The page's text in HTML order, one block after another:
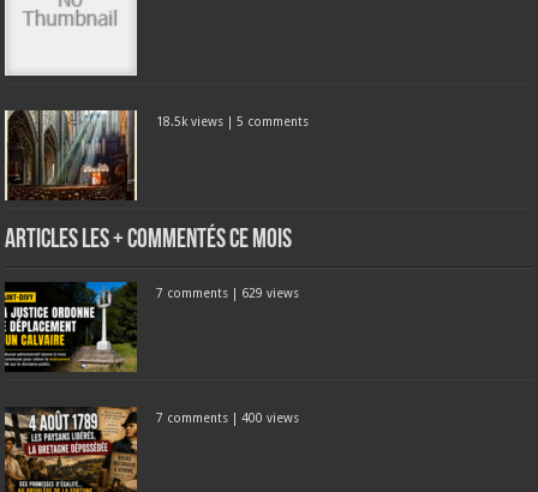
18.5k views |5 comments
Articles les + commentés ce mois
7 comments | 629 views
7 comments |400 views